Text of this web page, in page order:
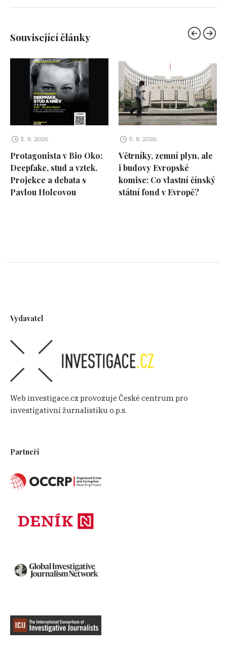
Související články
5. 8. 2026
Protagonista v Bio Oko:
Deepfake, stud a vztek.
Projekce a debata s
Pavlou Holcovou
5. 8. 2026
Větrníky, zemní plyn, ale
i budovy Evropské
komise: Co vlastní čínský
státní fond v Evropě?
Vydavatel
Web investigace.cz provozuje České centrum pro
investigativní žurnalistiku o.p.s.
Partneři